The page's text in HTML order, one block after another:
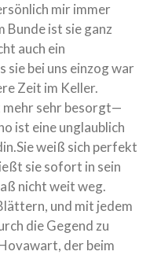
See
2023
2023
2023
2022
2021
mir immer
Bunde ist sie ganz
auch ein
sie bei uns einzog war
Zeit im Keller.
mehr sehr besorgt—
ist eine unglaublich
weiß sich perfekt
sie sofort in sein
nicht weit weg.
und mit jedem
die Gegend zu
der beim